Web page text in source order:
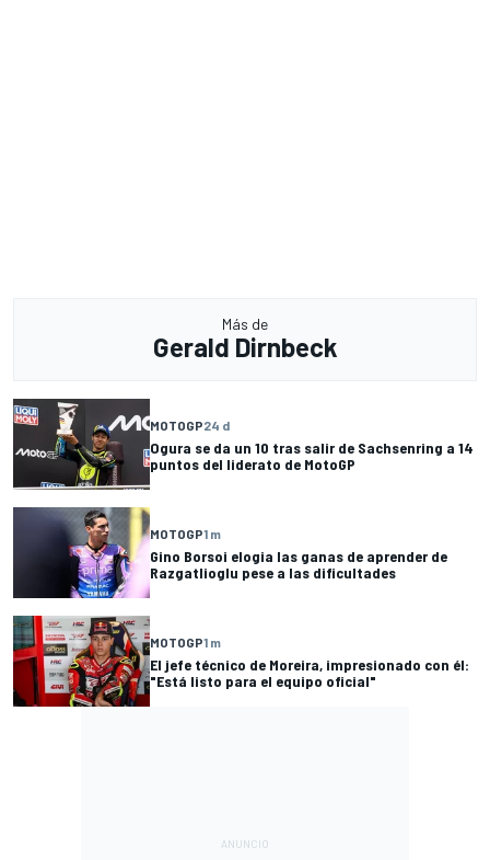
Más de
Gerald Dirnbeck
MOTOGP24 d
Ogura se da un 10 tras salir de Sachsenring a 14
puntos del liderato de MotoGP
MOTOGP1 m
Gino Borsoi elogia las ganas de aprender de
Razgatlioglu pese a las dificultades
MOTOGP1 m
El jefe técnico de Moreira, impresionado con él:
"Está listo para el equipo oficial"